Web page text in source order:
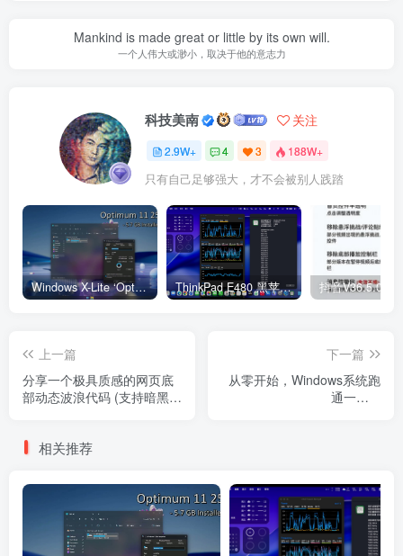
隐藏内容，请登录后查看
Mankind is made great or little by its own will.
一个人伟大或渺小，取决于他的意志力
科技美南 关注
2.9W+ 4 3 188W+
只有自己足够强大，才不会被别人践踏
Windows X-Lite ‘Optimum 11’ 25H2 Pro v2 ThinkPad E480 黑苹果完美Tahoe的EFI分享（2026.03.01更新） 抖音V36.5.0 内
上一篇
分享一个极具质感的网页底
部动态波浪代码 (支持暗黑模
下一篇
从零开始，Windows系统跑
通一切AI
相关推荐